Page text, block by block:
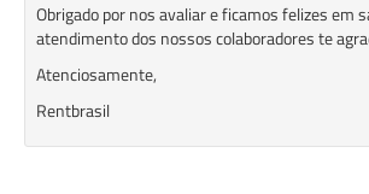
Obrigado por nos avaliar e ficamos felizes em
atendimento dos nossos colaboradores te
Atenciosamente,
Rentbrasil